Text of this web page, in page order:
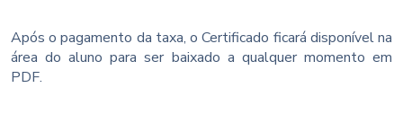
Após o pagamento da taxa, o Certificado ficará disponível na
área do aluno para ser baixado a qualquer momento em
PDF.